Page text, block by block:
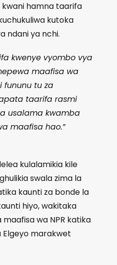
kwani hamna taarifa
kutoka
ndani ya nchi.
kwenye vyombo vya
maafisa wa
fununu tu za
taarifa rasmi
usalama kwamba
maafisa hao.”
kulalamikia kile
swala zima la
kaunti za bonde la
hiyo, wakitaka
wa NPR katika
Elgeyo marakwet